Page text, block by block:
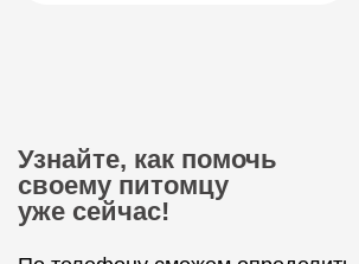
Узнайте, как помочь
своему питомцу
уже сейчас!